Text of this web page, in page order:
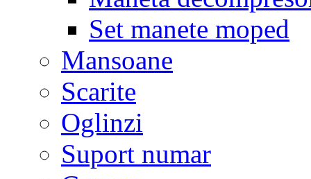
Set manete moped
Mansoane
Scarite
Oglinzi
Suport numar